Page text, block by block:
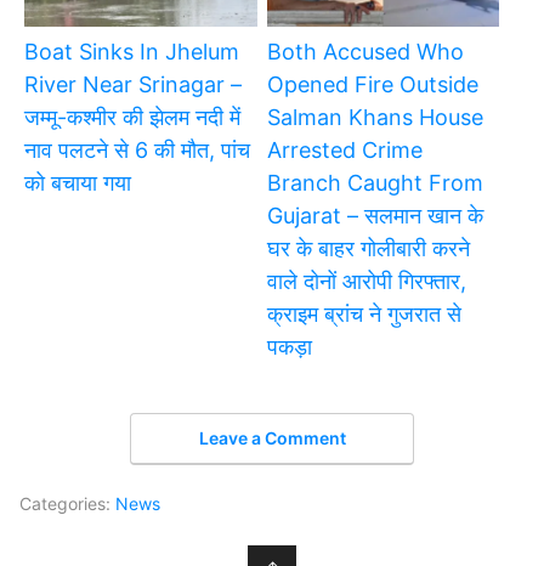
Boat Sinks In Jhelum
River Near Srinagar –
जम्मू-कश्मीर की झेलम नदी में
नाव पलटने से 6 की मौत, पांच
को बचाया गया
Both Accused Who
Opened Fire Outside
Salman Khans House
Arrested Crime
Branch Caught From
Gujarat – सलमान खान के
घर के बाहर गोलीबारी करने
वाले दोनों आरोपी गिरफ्तार,
क्राइम ब्रांच ने गुजरात से
पकड़ा
Leave a Comment
Categories: News